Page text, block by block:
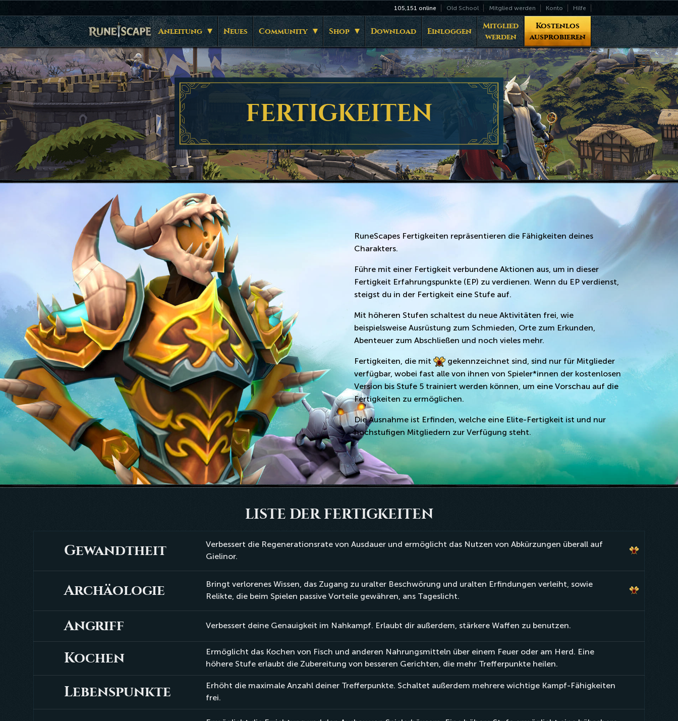
105,151 online Old School Mitglied werden Konto Hilfe
Anleitung Neues Community Shop Download Einloggen
Mitglied
werden
Kostenlos
ausprobieren
FERTIGKEITEN
RuneScapes Fertigkeiten repräsentieren die Fähigkeiten deines
Charakters.
Führe mit einer Fertigkeit verbundene Aktionen aus, um in dieser
Fertigkeit Erfahrungspunkte (EP) zu verdienen. Wenn du EP verdienst,
steigst du in der Fertigkeit eine Stufe auf.
Mit höheren Stufen schaltest du neue Aktivitäten frei, wie
beispielsweise Ausrüstung zum Schmieden, Orte zum Erkunden,
Abenteuer zum Abschließen und noch vieles mehr.
Fertigkeiten, die mit
gekennzeichnet sind, sind nur für Mitglieder
verfügbar, wobei fast alle von ihnen von Spieler*innen der kostenlosen
Version bis Stufe 5 trainiert werden können, um eine Vorschau auf die
Fertigkeiten zu ermöglichen.
Die Ausnahme ist Erfinden, welche eine Elite-Fertigkeit ist und nur
hochstufigen Mitgliedern zur Verfügung steht.
LISTE DER FERTIGKEITEN
Gewandtheit
Gewandtheit
Verbessert die Regenerationsrate von Ausdauer und ermöglicht das Nutzen von Abkürzungen überall auf
Gielinor.
Archäologie
Archäologie
Bringt verlorenes Wissen, das Zugang zu uralter Beschwörung und uralten Erfindungen verleiht, sowie
Relikte, die beim Spielen passive Vorteile gewähren, ans Tageslicht.
Angriff
Angriff Verbessert deine Genauigkeit im Nahkampf. Erlaubt dir außerdem, stärkere Waffen zu benutzen.
Kochen
Kochen
Ermöglicht das Kochen von Fisch und anderen Nahrungsmitteln über einem Feuer oder am Herd. Eine
höhere Stufe erlaubt die Zubereitung von besseren Gerichten, die mehr Trefferpunkte heilen.
Lebenspunkte
Lebenspunkte
Erhöht die maximale Anzahl deiner Trefferpunkte. Schaltet außerdem mehrere wichtige Kampf-Fähigkeiten
frei.